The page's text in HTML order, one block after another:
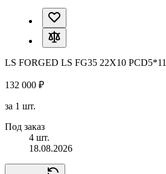
LS FORGED LS FG35 22X10
132 000 ₽
за 1 шт.
Под заказ
4 шт.
18.08.2026